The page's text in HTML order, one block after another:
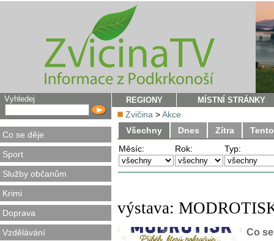
Vyhledej
Co se děje
Sport
Služby občanům
Krimi
Doprava
Vzdělávání
REGIONY MÍSTNÍ STRÁNKY
Zvičina >Akce
Všechny
Dnes Zítra
Měsíc:
Rok: Typ:
výstava:
Co